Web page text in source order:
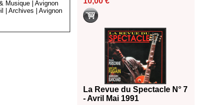
Musique |Avignon
|Archives |Avignon
La Revue du Spectacle N° 7
- Avril Mai 1991